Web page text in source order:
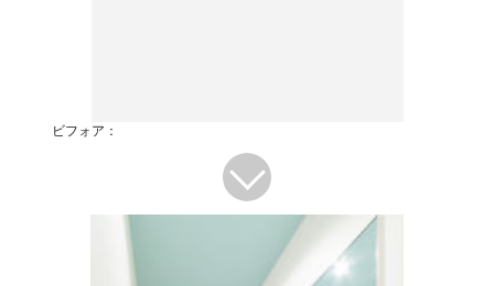
ビフォア：